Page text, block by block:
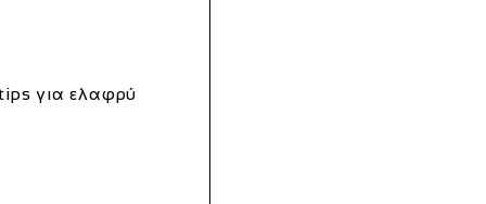
tips για ελαφρύ